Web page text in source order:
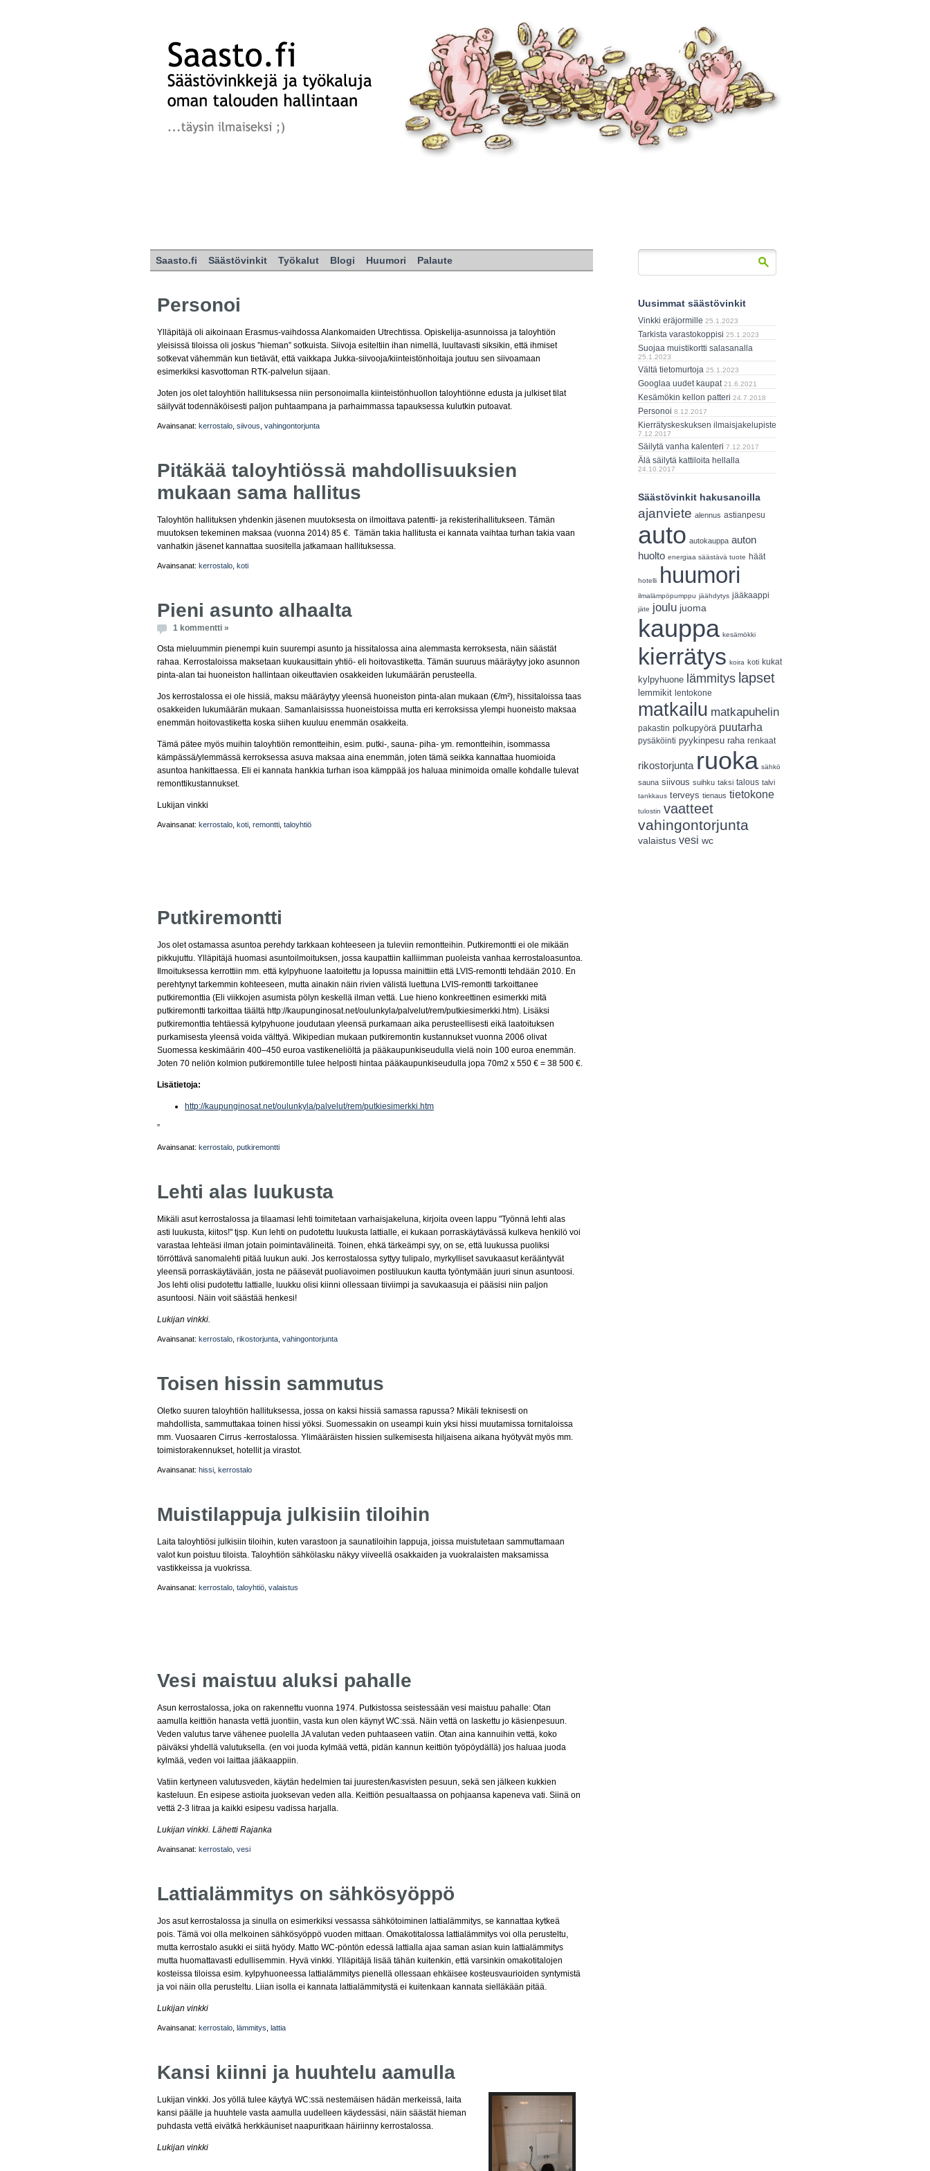
Saasto.fi Säästövinkit Työkalut Blogi Huumori Palaute
Personoi
Ylläpitäjä oli aikoinaan Erasmus-vaihdossa Alankomaiden Utrechtissa. Opiskelija-asunnoissa ja taloyhtiön
yleisissä tiloissa oli joskus ”hieman” sotkuista. Siivoja esiteltiin ihan nimellä, luultavasti siksikin, että ihmiset
sotkevat vähemmän kun tietävät, että vaikkapa Jukka-siivooja/kiinteistönhoitaja joutuu sen siivoamaan
esimerkiksi kasvottoman RTK-palvelun sijaan.
Joten jos olet taloyhtiön hallituksessa niin personoimalla kiinteistönhuollon taloyhtiönne edusta ja julkiset tilat
säilyvät todennäköisesti paljon puhtaampana ja parhaimmassa tapauksessa kulutkin putoavat.
Avainsanat: kerrostalo siivous vahingontorjunta
Pitäkää taloyhtiössä mahdollisuuksien
mukaan sama hallitus
Taloyhtön hallituksen yhdenkin jäsenen muutoksesta on ilmoittava patentti- ja rekisterihallitukseen. Tämän
muutoksen tekeminen maksaa (vuonna 2014) 85 €. Tämän takia hallitusta ei kannata vaihtaa turhan takia vaan
vanhatkin jäsenet kannattaa suositella jatkamaan hallituksessa.
Avainsanat: kerrostalo koti
Pieni asunto alhaalta
1 kommentti »
Osta mieluummin pienempi kuin suurempi asunto ja hissitalossa aina alemmasta kerroksesta, näin säästät
rahaa. Kerrostaloissa maksetaan kuukausittain yhtiö- eli hoitovastiketta. Tämän suuruus määräytyy joko asunnon
pinta-alan tai huoneiston hallintaan oikeuttavien osakkeiden lukumäärän perusteella.
Jos kerrostalossa ei ole hissiä, maksu määräytyy yleensä huoneiston pinta-alan mukaan (€/m²), hissitaloissa taas
osakkeiden lukumäärän mukaan. Samanlaisisssa huoneistoissa mutta eri kerroksissa ylempi huoneisto maksaa
enemmän hoitovastiketta koska siihen kuuluu enemmän osakkeita.
Tämä pätee myös muihin taloyhtiön remontteihin, esim. putki-, sauna- piha- ym. remontteihin, isommassa
kämpässä/ylemmässä kerroksessa asuva maksaa aina enemmän, joten tämä seikka kannattaa huomioida
asuntoa hankittaessa. Eli ei kannata hankkia turhan isoa kämppää jos haluaa minimoida omalle kohdalle tulevat
remonttikustannukset.
Lukijan vinkki
Avainsanat: kerrostalo koti remontti taloyhtiö
Putkiremontti
Jos olet ostamassa asuntoa perehdy tarkkaan kohteeseen ja tuleviin remontteihin. Putkiremontti ei ole mikään
pikkujuttu. Ylläpitäjä huomasi asuntoilmoituksen, jossa kaupattiin kalliimman puoleista vanhaa kerrostaloasuntoa.
Ilmoituksessa kerrottiin mm. että kylpyhuone laatoitettu ja lopussa mainittiin että LVIS-remontti tehdään 2010. En
perehtynyt tarkemmin kohteeseen, mutta ainakin näin rivien välistä luettuna LVIS-remontti tarkoittanee
putkiremonttia (Eli viikkojen asumista pölyn keskellä ilman vettä. Lue hieno konkreettinen esimerkki mitä
putkiremontti tarkoittaa täältä http://kaupunginosat.net/oulunkyla/palvelut/rem/putkiesimerkki.htm). Lisäksi
putkiremonttia tehtäessä kylpyhuone joudutaan yleensä purkamaan aika perusteellisesti eikä laatoituksen
purkamisesta yleensä voida välttyä. Wikipedian mukaan putkiremontin kustannukset vuonna 2006 olivat
Suomessa keskimäärin 400–450 euroa vastikeneliöltä ja pääkaupunkiseudulla vielä noin 100 euroa enemmän.
Joten 70 neliön kolmion putkiremontille tulee helposti hintaa pääkaupunkiseudulla jopa 70m2 x 550 € = 38 500 €.
Lisätietoja:
http://kaupunginosat.net/oulunkyla/palvelut/rem/putkiesimerkki.htm
”
Avainsanat: kerrostalo putkiremontti
Lehti alas luukusta
Mikäli asut kerrostalossa ja tilaamasi lehti toimitetaan varhaisjakeluna, kirjoita oveen lappu "Työnnä lehti alas
asti luukusta, kiitos!" tjsp. Kun lehti on pudotettu luukusta lattialle, ei kukaan porraskäytävässä kulkeva henkilö voi
varastaa lehteäsi ilman jotain poimintavälineitä. Toinen, ehkä tärkeämpi syy, on se, että luukussa puoliksi
törröttävä sanomalehti pitää luukun auki. Jos kerrostalossa syttyy tulipalo, myrkylliset savukaasut kerääntyvät
yleensä porraskäytävään, josta ne pääsevät puoliavoimen postiluukun kautta työntymään juuri sinun asuntoosi.
Jos lehti olisi pudotettu lattialle, luukku olisi kiinni ollessaan tiiviimpi ja savukaasuja ei pääsisi niin paljon
asuntoosi. Näin voit säästää henkesi!
Lukijan vinkki.
Avainsanat: kerrostalo rikostorjunta vahingontorjunta
Toisen hissin sammutus
Oletko suuren taloyhtiön hallituksessa, jossa on kaksi hissiä samassa rapussa? Mikäli teknisesti on
mahdollista, sammuttakaa toinen hissi yöksi. Suomessakin on useampi kuin yksi hissi muutamissa tornitaloissa
mm. Vuosaaren Cirrus -kerrostalossa. Ylimääräisten hissien sulkemisesta hiljaisena aikana hyötyvät myös mm.
toimistorakennukset, hotellit ja virastot.
Avainsanat: hissi kerrostalo
Muistilappuja julkisiin tiloihin
Laita taloyhtiösi julkisiin tiloihin, kuten varastoon ja saunatiloihin lappuja, joissa muistutetaan sammuttamaan
valot kun poistuu tiloista. Taloyhtiön sähkölasku näkyy viiveellä osakkaiden ja vuokralaisten maksamissa
vastikkeissa ja vuokrissa.
Avainsanat: kerrostalo taloyhtiö valaistus
Vesi maistuu aluksi pahalle
Asun kerrostalossa, joka on rakennettu vuonna 1974. Putkistossa seistessään vesi maistuu pahalle: Otan
aamulla keittiön hanasta vettä juontiin, vasta kun olen käynyt WC:ssä. Näin vettä on laskettu jo käsienpesuun.
Veden valutus tarve vähenee puolella JA valutan veden puhtaaseen vatiin. Otan aina kannuihin vettä, koko
päiväksi yhdellä valutuksella. (en voi juoda kylmää vettä, pidän kannun keittiön työpöydällä) jos haluaa juoda
kylmää, veden voi laittaa jääkaappiin.
Vatiin kertyneen valutusveden, käytän hedelmien tai juuresten/kasvisten pesuun, sekä sen jälkeen kukkien
kasteluun. En esipese astioita juoksevan veden alla. Keittiön pesualtaassa on pohjaansa kapeneva vati. Siinä on
vettä 2-3 litraa ja kaikki esipesu vadissa harjalla.
Lukijan vinkki. Lähetti Rajanka
Avainsanat: kerrostalo vesi
Lattialämmitys on sähkösyöppö
Jos asut kerrostalossa ja sinulla on esimerkiksi vessassa sähkötoiminen lattialämmitys, se kannattaa kytkeä
pois. Tämä voi olla melkoinen sähkösyöppö vuoden mittaan. Omakotitalossa lattialämmitys voi olla perusteltu,
mutta kerrostalo asukki ei siitä hyödy. Matto WC-pöntön edessä lattialla ajaa saman asian kuin lattialämmitys
mutta huomattavasti edullisemmin. Hyvä vinkki. Ylläpitäjä lisää tähän kuitenkin, että varsinkin omakotitalojen
kosteissa tiloissa esim. kylpyhuoneessa lattialämmitys pienellä ollessaan ehkäisee kosteusvaurioiden syntymistä
ja voi näin olla perusteltu. Liian isolla ei kannata lattialämmitystä ei kuitenkaan kannata sielläkään pitää.
Lukijan vinkki
Avainsanat: kerrostalo lämmitys lattia
Kansi kiinni ja huuhtelu aamulla
Lukijan vinkki. Jos yöllä tulee käytyä WC:ssä nestemäisen hädän merkeissä, laita
kansi päälle ja huuhtele vasta aamulla uudelleen käydessäsi, näin säästät hieman
puhdasta vettä eivätkä herkkäuniset naapuritkaan häiriinny kerrostalossa.
Lukijan vinkki
Uusimmat säästövinkit
Vinkki eräjormille 25.1.2023
Tarkista varastokoppisi 25.1.2023
Suojaa muistikortti salasanalla
25.1.2023
Vältä tietomurtoja 25.1.2023
Googlaa uudet kaupat 21.6.2021
Kesämökin kellon patteri 24.7.2018
Personoi 8.12.2017
Kierrätyskeskuksen ilmaisjakelupiste
7.12.2017
Säilytä vanha kalenteri 7.12.2017
Älä säilytä kattiloita hellalla
24.10.2017
Säästövinkit hakusanoilla
ajanviete alennus astianpesu
auto autokauppa auton
huolto energiaa säästävä tuote häät
hotelli huumori
ilmalämpöpumppu jäähdytys jääkaappi
jäte joulu juoma
kauppa kesämökki
kierrätys koira koti kukat
kylpyhuone lämmitys lapset
lemmikit lentokone
matkailu matkapuhelin
pakastin polkupyörä puutarha
pysäköinti pyykinpesu raha renkaat
rikostorjunta ruoka sähkö
sauna siivous suihku taksi talous talvi
tankkaus terveys tienaus tietokone
tulostin vaatteet
vahingontorjunta
valaistus vesi wc